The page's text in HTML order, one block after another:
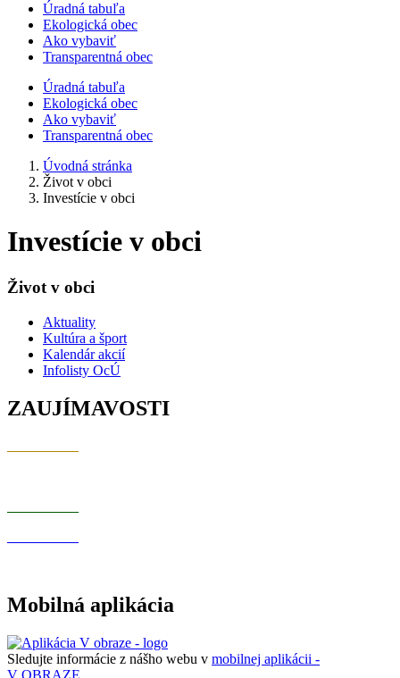
Úradná tabuľa
Ekologická obec
Ako vybaviť
Transparentná obec
Úradná tabuľa
Ekologická obec
Ako vybaviť
Transparentná obec
Úvodná stránka
Život v obci
Investície v obci
Investície v obci
Život v obci
Aktuality
Kultúra a šport
Kalendár akcií
Infolisty OcÚ
ZAUJÍMAVOSTI
Mobilná aplikácia
Sledujte informácie z nášho webu v mobilnej aplikácii -